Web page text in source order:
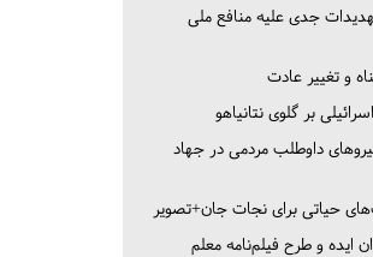
جدی علیه منافع ملی
و تغییر عادت
بر گلوی نتانیاهو
داوطلب مردمی در جهاد
حیاتی برای نجات جان+تصویر
ایده و طرح فیلم‌نامه معلم